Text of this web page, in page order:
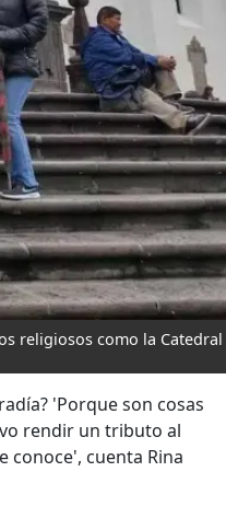
religiosos como la Catedral
'Porque son cosas
rendir un tributo al
conoce', cuenta Rina